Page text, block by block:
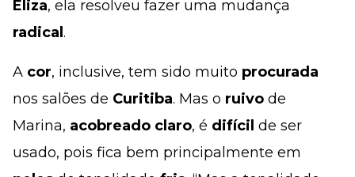
Eliza, ela resolveu fazer uma mudança
radical .
A cor, inclusive, tem sido muito procurada
nos salões de Curitiba. Mas o ruivo de
Marina, acobreado claro, é difícil de ser
usado, pois fica bem principalmente em